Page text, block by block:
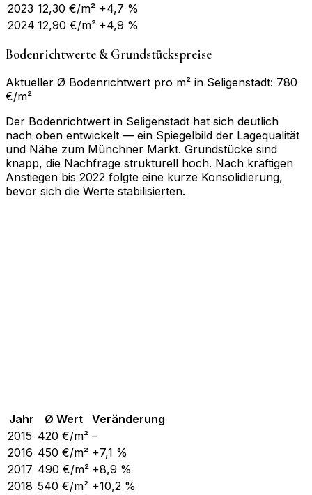
2023 12,30 €/m² +4,7 %
2024 12,90 €/m² +4,9 %
Bodenrichtwerte & Grundstückspreise
Aktueller Ø Bodenrichtwert pro m² in Seligenstadt: 780
€/m²
Der Bodenrichtwert in Seligenstadt hat sich deutlich
nach oben entwickelt — ein Spiegelbild der Lagequalität
und Nähe zum Münchner Markt. Grundstücke sind
knapp, die Nachfrage strukturell hoch. Nach kräftigen
Anstiegen bis 2022 folgte eine kurze Konsolidierung,
bevor sich die Werte stabilisierten.
Jahr Ø Wert
Veränderung
2015 420 €/m² –
2016 450 €/m² +7,1 %
2017 490 €/m² +8,9 %
2018 540 €/m² +10,2 %